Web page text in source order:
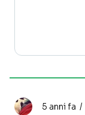
5 anni fa